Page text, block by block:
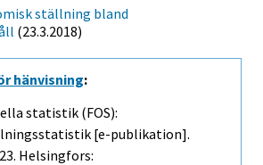
ställning bland
(23.3.2018)
hänvisning:
statistik (FOS):
[e-publikation].
Helsingfors: